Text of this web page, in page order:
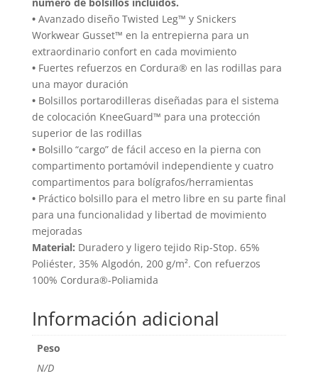
en
página
de
número de bolsillos incluidos.
•Avanzado diseño Twisted Leg™ y Snickers
Workwear Gusset™ en la entrepierna para un
extraordinario confort en cada movimiento
•Fuertes refuerzos en Cordura® en las rodillas para
una mayor duración
•Bolsillos portarodilleras diseñadas para el sistema
de colocación KneeGuard™ para una protección
superior de las rodillas
•Bolsillo “cargo” de fácil acceso en la pierna con
compartimento portamóvil independiente y cuatro
compartimentos para bolígrafos/herramientas
•Práctico bolsillo para el metro libre en su parte final
para una funcionalidad y libertad de movimiento
mejoradas
Material: Duradero y ligero tejido Rip-Stop. 65%
Poliéster, 35% Algodón, 200 g/m². Con refuerzos
100% Cordura®-Poliamida
Información adicional
Peso
N/D